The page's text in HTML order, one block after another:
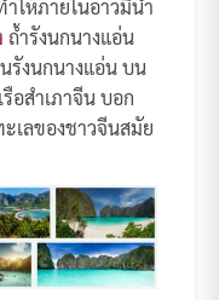
ให้ภายในอ่าวมีน้ำ
ถ้ำรังนกนางแอ่น
รังนกนางแอ่น บน
อสำเภาจีน บอก
ะเลของชาวจีนสมัย